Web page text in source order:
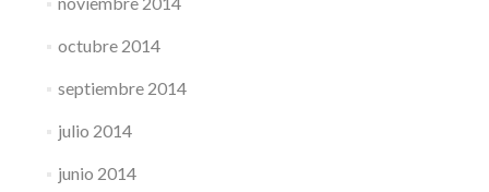
octubre 2014
septiembre 2014
julio 2014
junio 2014